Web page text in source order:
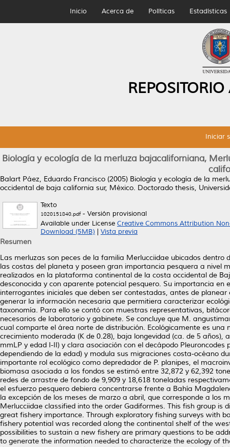
Inicio Acerca de Políticas Estadísticas
Iniciar
Biología y ecología de la merluza bajacaliforniana,
Balart Páez, Eduardo Francisco (2005) Biología y ecología de la
occidental de baja california sur, México. Doctorado thesis,
Texto
1020151840.pdf- Versión provisional
Available under License Creative Commons Attribution
Download (5MB)
Vista previa
Resumen
Las merluzas son peces de la familia Merlucciidae ubicados
las costas del planeta y poseen gran importancia pesquera a nivel
realizados en la plataforma continental de la costa occidental de
desconocida y con aparente potencial pesquero. Su importancia
interrogantes iniciales que deben ser contestadas, antes de
generar la información necesaria que permitiera caracterizar
taxonomía. Para ello se contó con muestras representativas,
necesarios de laboratorio y gabinete. Se concluye que M.
cual comparte el área norte de distribución. Ecológicamente es
crecimiento moderada (K de 0.28), baja longevidad (ca. de 5
mmLP y edad I-II) y clara asociación con el decápodo
dependiendo de la edad) y modula sus migraciones costa-océano
importante rol ecológico como depredador de P. planipes, el
biomasa asociada a los fondos se estimó entre 32,872 y 62,392
redes de arrastre de fondo de 9,909 y 18,618 toneladas
el esfuerzo pesquero debiera concentrarse frente a Bahía
la excepción de los meses de marzo a abril, que corresponde a los
Merlucciidae classified into the order Gadiformes. This fish group
great fishery importance. Through exploratory fishing surveys with
fishery potential was recorded along the continental shelf of the
possibilities to sustain a new fishery are primary questions to be
to generate the information needed to characterize the ecology of